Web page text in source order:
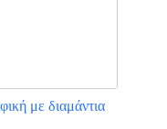
με διαμάντια